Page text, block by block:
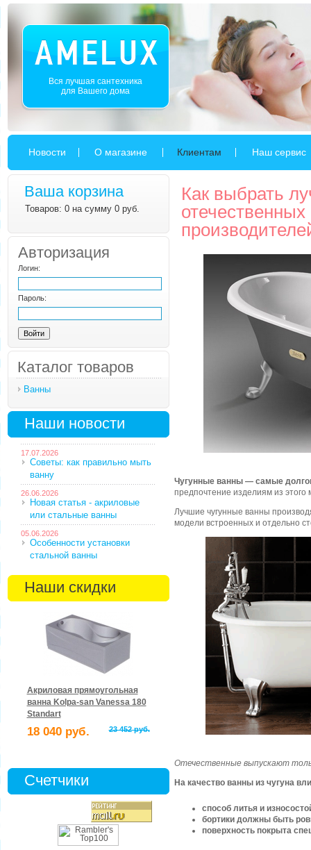
Вся лучшая сантехника
для Вашего дома
Новости О магазине Клиентам Наш сервис
Ваша корзина
Товаров: 0 на сумму 0 руб.
Авторизация
Логин:
Пароль:
Каталог товаров
Ванны
Наши новости
17.07.2026
Советы: как правильно мыть
ванну
26.06.2026
Новая статья - акриловые
или стальные ванны
05.06.2026
Особенности установки
стальной ванны
Наши скидки
Акриловая прямоугольная
ванна Kolpa-san Vanessa 180
Standart
18 040 руб. 23 452 руб.
Счетчики
Как выбрать
Чугунные ванны — самые
предпочтение изделиям из этого
Лучшие чугунные ванны
модели встроенных и отдельно
Отечественные выпускают
На качество ванны из чугуна
способ литья и
бортики должны быть
поверхность покрыта